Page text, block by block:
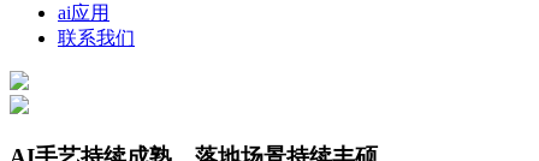
ai应用
联系我们